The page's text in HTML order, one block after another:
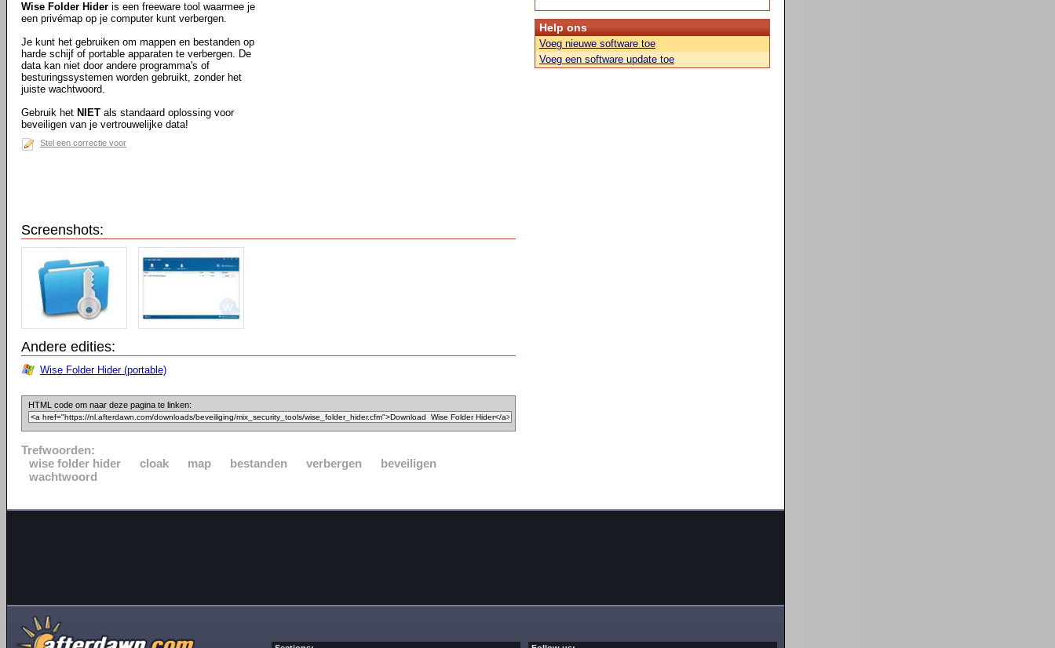
Wise Folder Hider is een freeware tool waarmee je
een privémap op je computer kunt verbergen.
Je kunt het gebruiken om mappen en bestanden op
harde schijf of portable apparaten te verbergen. De
data kan niet door andere programma's of
besturingssystemen worden gebruikt, zonder het
juiste wachtwoord.
Gebruik het NIET als standaard oplossing voor
beveiligen van je vertrouwelijke data!
Stel een correctie voor
Screenshots:
Andere edities:
Wise Folder Hider (portable)
HTML code om naar deze pagina te linken:
Trefwoorden:
wise folder hider
cloak map bestanden verbergen
beveiligen
wachtwoord
Help ons
Voeg nieuwe software toe
Voeg een software update toe